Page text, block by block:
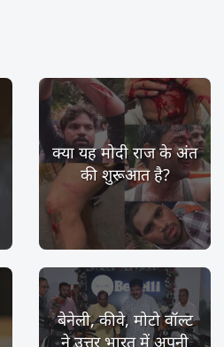
क्या यह मोदी राज के अंत
की शुरूआत है?
बेनेली, कीवे, मोटो वॉल्ट
ने उत्तर भारत में अपनी